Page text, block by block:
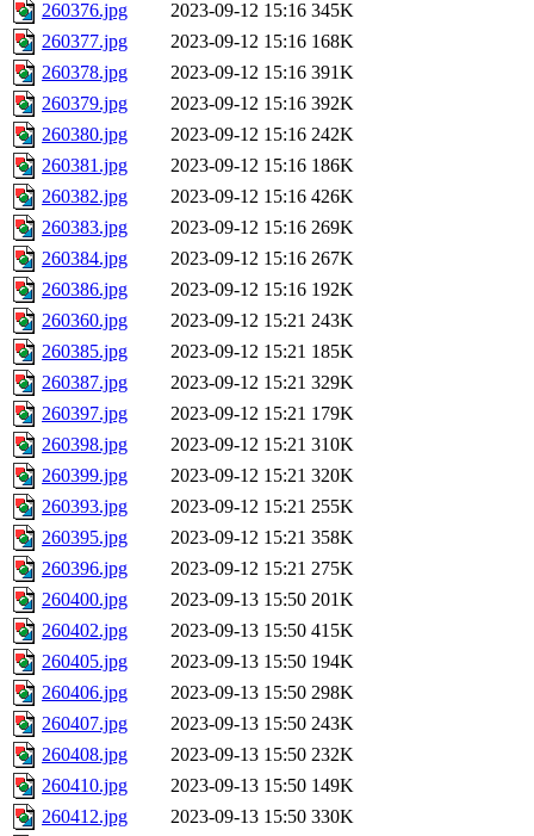
260376.jpg
2023-09-12 15:16 345K
260377.jpg
2023-09-12 15:16 168K
260378.jpg
2023-09-12 15:16 391K
260379.jpg
2023-09-12 15:16 392K
260380.jpg
2023-09-12 15:16 242K
260381.jpg
2023-09-12 15:16 186K
260382.jpg
2023-09-12 15:16 426K
260383.jpg
2023-09-12 15:16 269K
260384.jpg
2023-09-12 15:16 267K
260386.jpg
2023-09-12 15:16 192K
260360.jpg
2023-09-12 15:21 243K
260385.jpg
2023-09-12 15:21 185K
260387.jpg
2023-09-12 15:21 329K
260397.jpg
2023-09-12 15:21 179K
260398.jpg
2023-09-12 15:21 310K
260399.jpg
2023-09-12 15:21 320K
260393.jpg
2023-09-12 15:21 255K
260395.jpg
2023-09-12 15:21 358K
260396.jpg
2023-09-12 15:21 275K
260400.jpg
2023-09-13 15:50 201K
260402.jpg
2023-09-13 15:50 415K
260405.jpg
2023-09-13 15:50 194K
260406.jpg
2023-09-13 15:50 298K
260407.jpg
2023-09-13 15:50 243K
260408.jpg
2023-09-13 15:50 232K
260410.jpg
2023-09-13 15:50 149K
260412.jpg
2023-09-13 15:50 330K